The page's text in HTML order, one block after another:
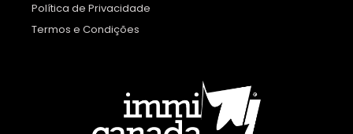
Política de Privacidade
Termos e Condições